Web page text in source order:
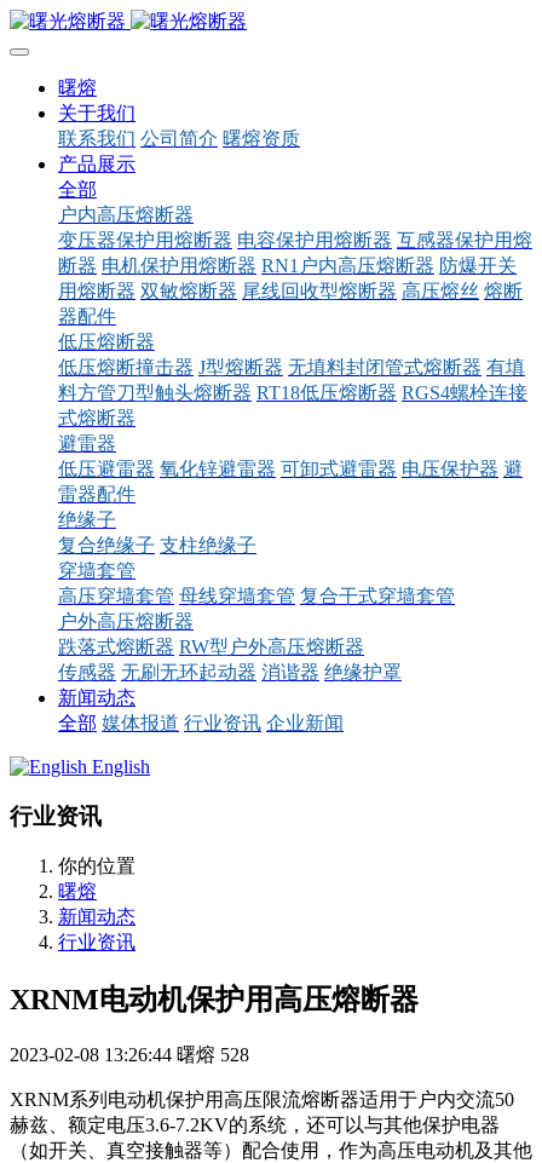
曙熔
关于我们
联系我们 公司简介 曙熔资质
产品展示
全部
户内高压熔断器
变压器保护用熔断器 电容保护用熔断器 互感器保护用熔
断器 电机保护用熔断器 RN1户内高压熔断器 防爆开关
用熔断器 双敏熔断器 尾线回收型熔断器 高压熔丝 熔断
器配件
低压熔断器
低压熔断撞击器 J型熔断器 无填料封闭管式熔断器 有填
料方管刀型触头熔断器 RT18低压熔断器 RGS4螺栓连接
式熔断器
避雷器
低压避雷器 氧化锌避雷器 可卸式避雷器 电压保护器 避
雷器配件
绝缘子
复合绝缘子 支柱绝缘子
穿墙套管
高压穿墙套管 母线穿墙套管 复合干式穿墙套管
户外高压熔断器
跌落式熔断器 RW型户外高压熔断器
传感器 无刷无环起动器 消谐器 绝缘护罩
新闻动态
全部 媒体报道 行业资讯 企业新闻
English
行业资讯
你的位置
曙熔
新闻动态
行业资讯
XRNM电动机保护用高压熔断器
2023-02-08 13:26:44 曙熔 528
XRNM系列电动机保护用高压限流熔断器适用于户内交流50
赫兹、额定电压3.6-7.2KV的系统，还可以与其他保护电器
（如开关、真空接触器等）配合使用，作为高压电动机及其他